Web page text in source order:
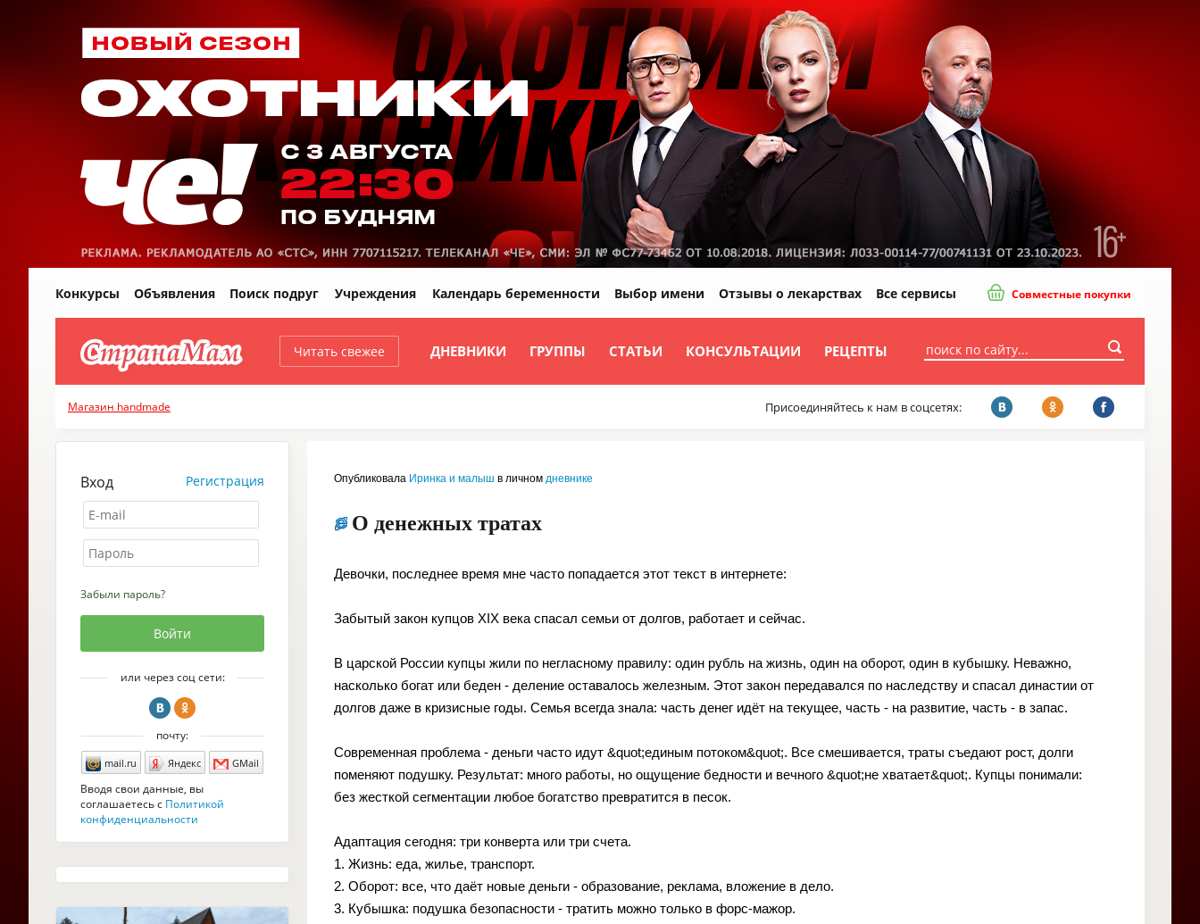
Читать свежее ДНЕВНИКИ ГРУППЫ СТАТЬИ КОНСУЛЬТАЦИИ РЕЦЕПТЫ
Конкурсы Объявления Поиск подруг Учреждения Календарь беременности Выбор имени Отзывы о лекарствах Все сервисы Совместные покупки
Магазин handmade Присоединяйтесь к нам в соцсетях:
Опубликовала Иринка и малыш в личном дневнике
О денежных тратах
Девочки, последнее время мне часто попадается этот текст в интернете:
Забытый закон купцов ХIX века спасал семьи от долгов, работает и сейчас.
В царской России купцы жили по негласному правилу: один рубль на жизнь, один на оборот, один в кубышку. Неважно,
насколько богат или беден - деление оставалось железным. Этот закон передавался по наследству и спасал династии от
долгов даже в кризисные годы. Семья всегда знала: часть денег идёт на текущее, часть - на развитие, часть - в запас.
Современная проблема - деньги часто идут &quot;единым потоком&quot;. Все смешивается, траты съедают рост, долги
поменяют подушку. Результат: много работы, но ощущение бедности и вечного &quot;не хватает&quot;. Купцы понимали:
без жесткой сегментации любое богатство превратится в песок.
Адаптация сегодня: три конверта или три счета.
1. Жизнь: еда, жилье, транспорт.
2. Оборот: все, что даёт новые деньги - образование, реклама, вложение в дело.
3. Кубышка: подушка безопасности - тратить можно только в форс-мажор.
Вход Регистрация
Забыли пароль?
или через соц сети:
почту:
mail.ru Яндекс GMail
Вводя свои данные, вы
соглашаетесь с Политикой
конфиденциальности